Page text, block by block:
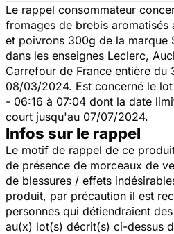
Le rappel consommateur
fromages de brebis aromatisés
et poivrons 300g de la marque
dans les enseignes Leclerc,
Carrefour de France entière du
08/03/2024. Est concerné le
- 06:16 à 07:04 dont la date
court jusqu'au 07/07/2024.
Infos sur le rappel
Le motif de rappel de ce
de présence de morceaux de
de blessures / effets
produit, par précaution il est
personnes qui détiendraient
au(x) lot(s) décrit(s) ci-dessus